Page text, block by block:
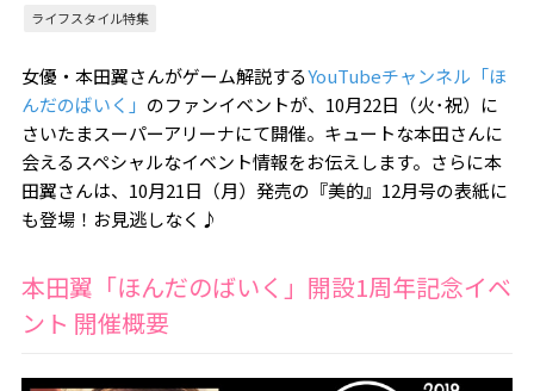
ライフスタイル特集
女優・本田翼さんがゲーム解説するYouTubeチャンネル「ほ
んだのばいく」 のファンイベントが、10月22日（火･祝）に
さいたまスーパーアリーナにて開催。キュートな本田さんに
会えるスペシャルなイベント情報をお伝えします。さらに本
田翼さんは、10月21日（月）発売の『美的』12月号の表紙に
も登場！お見逃しなく♪
本田翼「ほんだのばいく」開設1周年記念イベ
ント 開催概要